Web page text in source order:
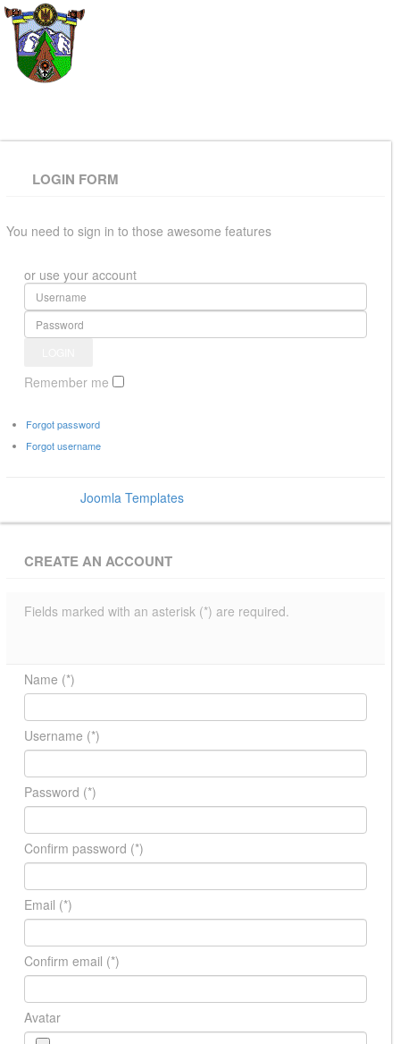
LOGIN FORM
You need to sign in to those awesome features
or use your account
Remember me
Forgot password
Forgot username
Joomla Templates
CREATE AN ACCOUNT
Fields marked with an asterisk (*) are required.
Name (*)
Username (*)
Password (*)
Confirm password (*)
Email (*)
Confirm email (*)
Avatar